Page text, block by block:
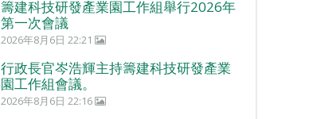
籌建科技研發產業園工作組舉行2026年
第一次會議
2026年8月6日 22:21
行政長官岑浩輝主持籌建科技研發產業
園工作組會議。
2026年8月6日 22:16